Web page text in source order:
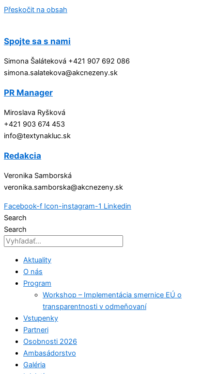
Přeskočit na obsah
Spojte sa s nami
Simona Šaláteková +421 907 692 086
simona.salatekova@akcnezeny.sk
PR Manager
Miroslava Ryšková
+421 903 674 453
info@textynakluc.sk
Redakcia
Veronika Samborská
veronika.samborska@akcnezeny.sk
Facebook-f Icon-instagram-1 Linkedin
Search
Search
Aktuality
O nás
Program
Workshop – Implementácia smernice EÚ o
transparentnosti v odmeňovaní
Vstupenky
Partneri
Osobnosti 2026
Ambasádorstvo
Galéria